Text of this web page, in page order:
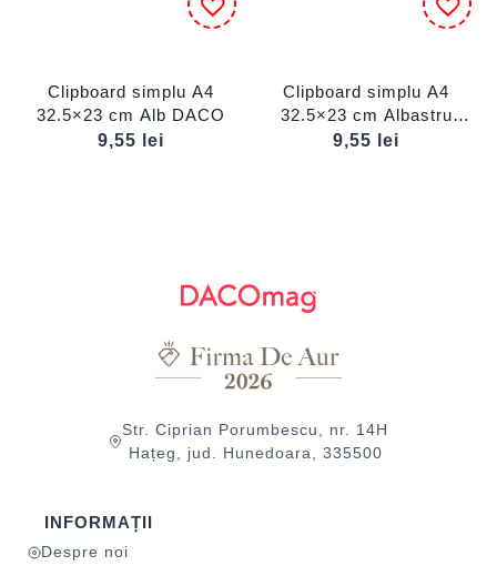
Clipboard simplu A4
32.5×23 cm Alb DACO
9,55
lei
Clipboard simplu A4
32.5×23 cm Albastru
DACO
9,55 lei
Str. Ciprian Porumbescu, nr. 14H
Hațeg, jud. Hunedoara, 335500
INFORMAȚII
Despre noi